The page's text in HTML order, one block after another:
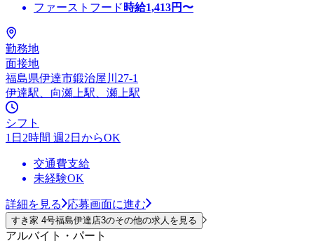
ファーストフード 時給1,413円〜
勤務地
面接地
福島県伊達市鍛治屋川27-1
伊達駅、向瀬上駅、瀬上駅
シフト
1日2時間 週2日からOK
交通費支給
未経験OK
詳細を見る 応募画面に進む
すき家 4号福島伊達店3のその他の求人を見る
アルバイト・パート